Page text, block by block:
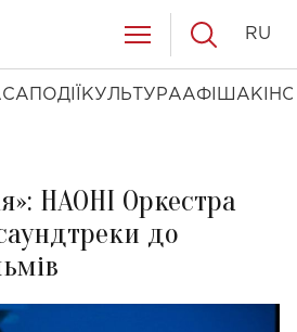
ПОДІЇ КУЛЬТУРААФІША КІНО
RU
НАОНІ Оркестра
до